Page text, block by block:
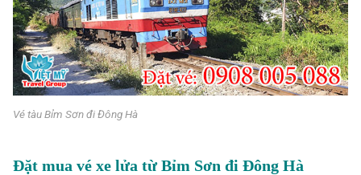
Vé tàu Bỉm Sơn đi Đông Hà
Đặt mua vé xe lửa từ Bỉm Sơn đi Đông Hà